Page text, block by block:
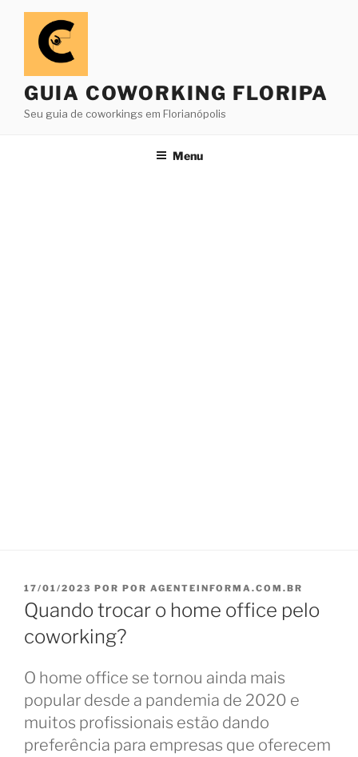
Pular
conteúdo
GUIA COWORKING FLORIPA
Seu guia de coworkings em Florianópolis
Menu
PUBLICADO
EM
17/01/2023 POR POR AGENTEINFORMA.COM.BR
Quando trocar o home office pelo
coworking?
O home office se tornou ainda mais
popular desde a pandemia de 2020 e
muitos profissionais estão dando
preferência para empresas que oferecem